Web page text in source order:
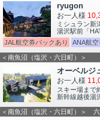
ryugon
お一人様
ミシュラン新
湯沢駅前「
JAL航空券パックあり
ANA航
＜南魚沼（塩沢・六日町）＞
オーベルジ
お一人様
スキー場まで
新幹線越後湯
＜南魚沼（塩沢・六日町）＞